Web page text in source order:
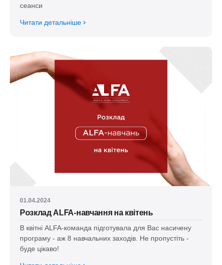
сеанси
Читати детальніше
01.04.2024
Розклад ALFA-навчання на квітень
В квітні ALFA-команда підготувала для Вас насичену
програму - аж 8 навчальних заходів. Не пропустіть -
буде цікаво!